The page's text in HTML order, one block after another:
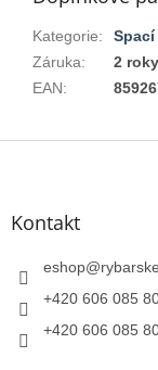
Kategorie:
Záruka:
2 roky
EAN:
Z
Kontakt
eshop@
+420 606 085
+420 606 085